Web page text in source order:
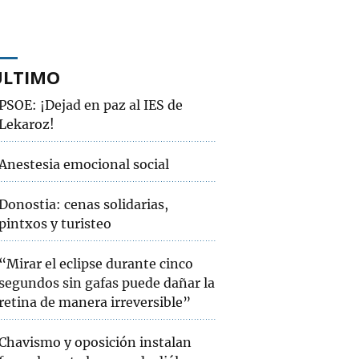
¡Dejad en paz al IES de
emocional social
cenas solidarias,
y turisteo
“Mirar el eclipse durante cinco
sin gafas puede dañar la
de manera irreversible”
y oposición instalan